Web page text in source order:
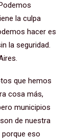
la culpa
hacer es
la seguridad.
que hemos
cosa más,
municipios
de nuestra
eso